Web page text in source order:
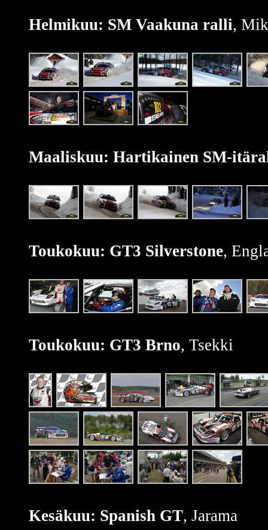
Helmikuu: SM Vaakuna ralli,
Maaliskuu: Hartikainen SM-
Toukokuu: GT3 Silverstone,
Toukokuu: GT3 Brno, Tsekki
Kesäkuu: Spanish GT, Jarama